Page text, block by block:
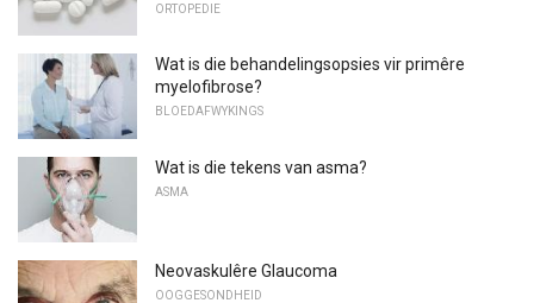
ORTOPEDIE
Wat is die behandelingsopsies vir primêre
myelofibrose?
BLOEDAFWYKINGS
Wat is die tekens van asma?
ASMA
Neovaskulêre Glaucoma
OOGGESONDHEID